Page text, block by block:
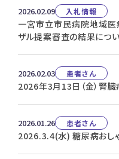
2026.02.09 入札情報
一宮市立市民病院地域
ザル提案審査の結果につ
2026.02.03 患者さん
2026年3月13日（金）腎
2026.01.26 患者さん
2026.3.4(水) 糖尿病おし